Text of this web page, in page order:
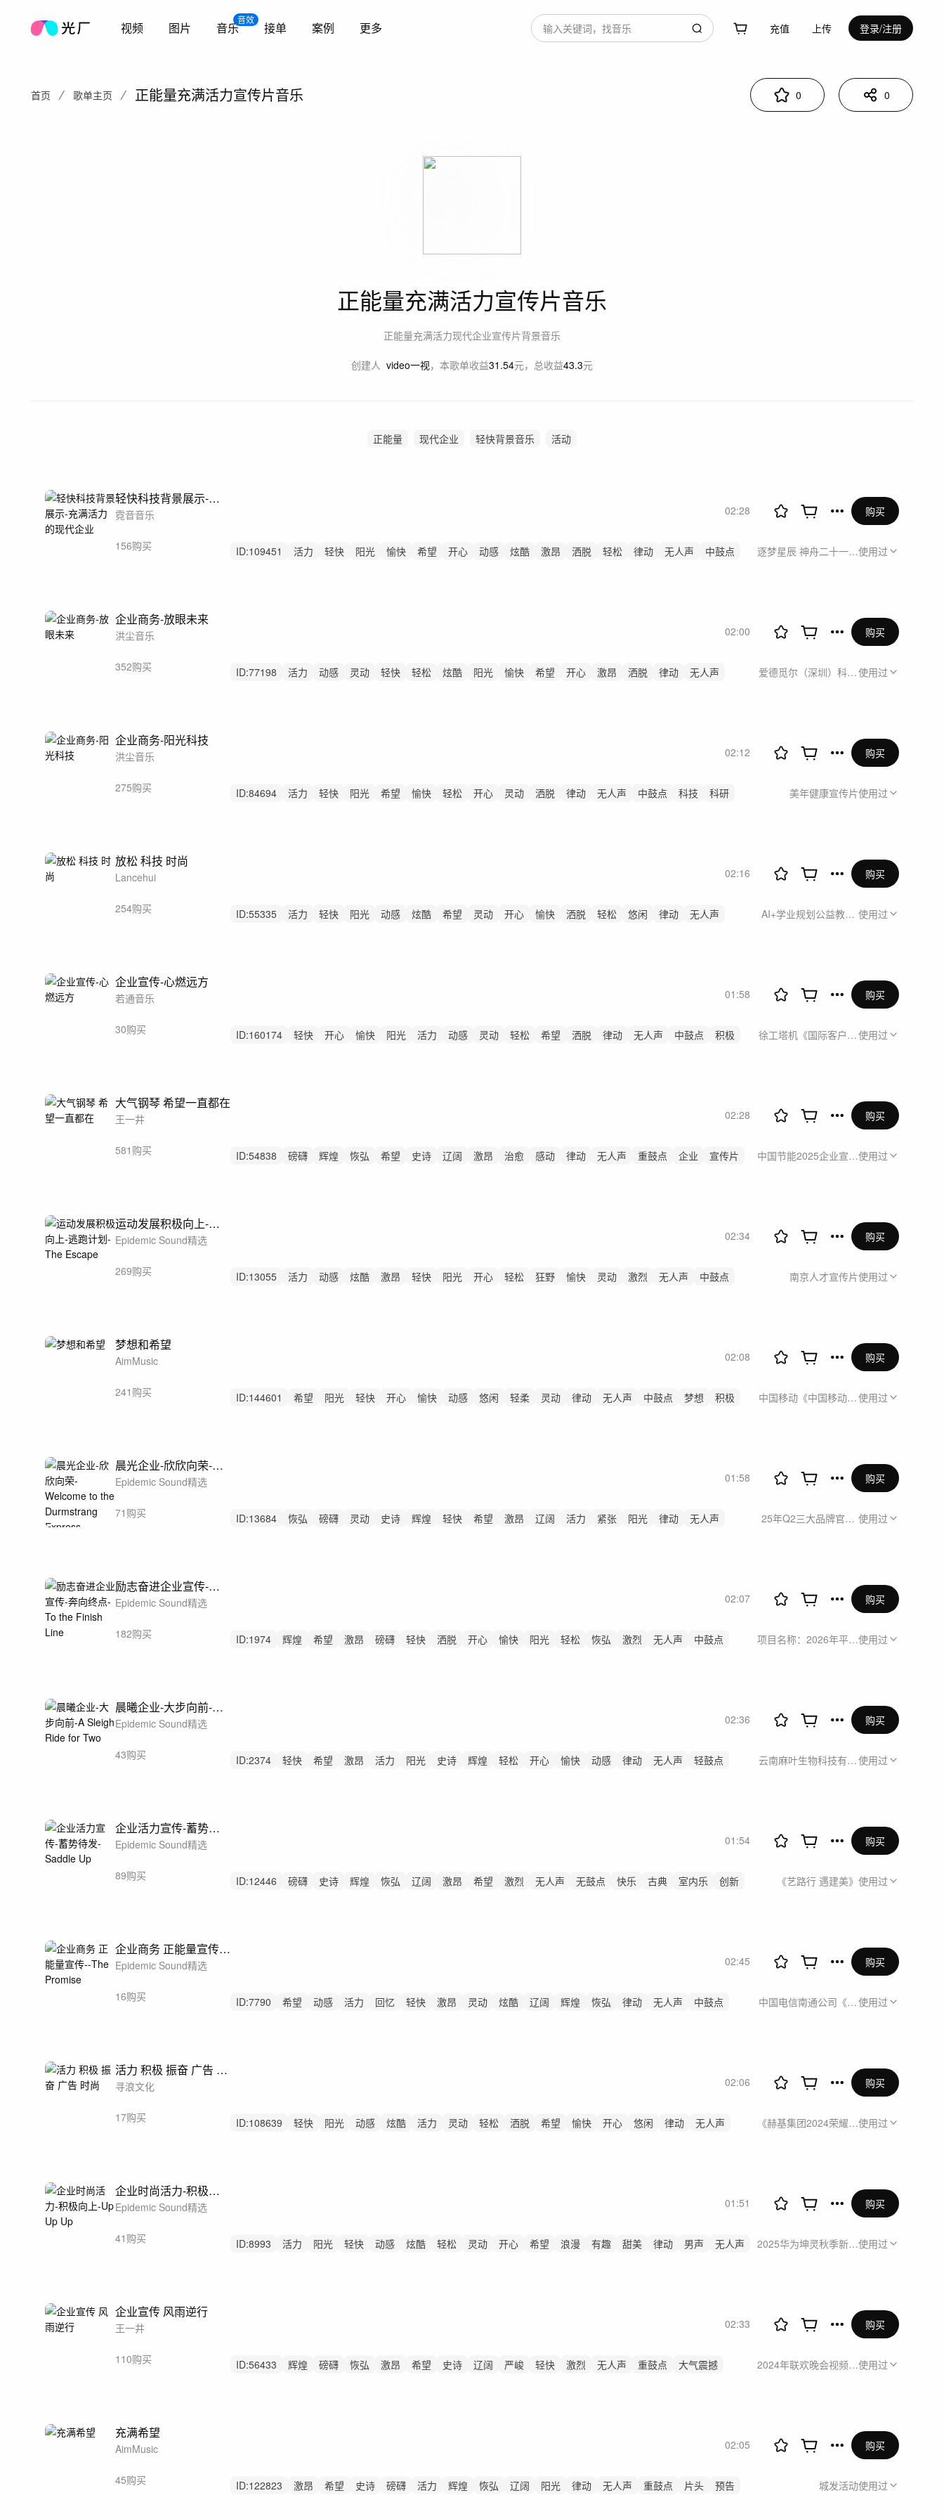
视频 图片
音效
音乐 接单 案例 更多 充值 上传 登录/注册
首页 歌单主页 正能量充满活力宣传片音乐 0 0
正能量充满活力宣传片音乐
正能量充满活力现代企业宣传片背景音乐
创建人 video一视， 本歌单收益31.54元，总收益43.3元
正能量 现代企业 轻快背景音乐 活动
轻快科技背景展示-充满活力的现代企业
霓音音乐
156购买
02:28
ID:109451 活力 轻快 阳光 愉快 希望 开心 动感 炫酷 激昂 洒脱 轻松 律动 无人声
中鼓点
购买
逐梦星辰 神舟二十一号载人飞船发射特别
使用过
企业商务-放眼未来
洪尘音乐
352购买
02:00
ID:77198 活力 动感 灵动 轻快 轻松 炫酷 阳光 愉快 希望 开心 激昂 洒脱 律动
无人声
购买
爱德觅尔（深圳）科技有限公司企业宣传
使用过
企业商务-阳光科技
洪尘音乐
275购买
02:12
ID:84694 活力 轻快 阳光 希望 愉快 轻松 开心 灵动 洒脱 律动 无人声 中鼓点 科技
科研
购买
美年健康宣传片使用过
放松 科技 时尚
Lancehui
254购买
02:16
ID:55335 活力 轻快 阳光 动感 炫酷 希望 灵动 开心 愉快 洒脱 轻松 悠闲 律动
无人声
购买
AI+学业规划公益教育行动暨千问高考产
使用过
企业宣传-心燃远方
若通音乐
30购买
01:58
ID:160174 轻快 开心 愉快 阳光 活力 动感 灵动 轻松 希望 洒脱 律动 无人声 中鼓点
积极
购买
徐工塔机《国际客户节》活动采访
使用过
大气钢琴 希望一直都在
王一井
581购买
02:28
ID:54838 磅礴 辉煌 恢弘 希望 史诗 辽阔 激昂 治愈 感动 律动 无人声 重鼓点 企业
宣传片
购买
中国节能2025企业宣传片使用过
运动发展积极向上-逃跑计划-The Escape
Epidemic Sound精选
269购买
02:34
ID:13055 活力 动感 炫酷 激昂 轻快 阳光 开心 轻松 狂野 愉快 灵动 激烈 无人声
中鼓点
购买
南京人才宣传片使用过
梦想和希望
AimMusic
241购买
02:08
ID:144601 希望 阳光 轻快 开心 愉快 动感 悠闲 轻柔 灵动 律动 无人声 中鼓点 梦想
积极
购买
中国移动《中国移动全球通用户机场快速
使用过
晨光企业-欣欣向荣-Welcome to the Durmstrang Express
Epidemic Sound精选
71购买
01:58
ID:13684 恢弘 磅礴 灵动 史诗 辉煌 轻快 希望 激昂 辽阔 活力 紧张 阳光 律动
无人声
购买
25年Q2三大品牌官号品牌产品内容项目5
使用过
励志奋进企业宣传-奔向终点-To the Finish Line
Epidemic Sound精选
182购买
02:07
ID:1974 辉煌 希望 激昂 磅礴 轻快 洒脱 开心 愉快 阳光 轻松 恢弘 激烈 无人声
中鼓点
购买
项目名称：2026年平安银行评优表彰项目
使用过
晨曦企业-大步向前-A Sleigh Ride for Two
Epidemic Sound精选
43购买
02:36
ID:2374 轻快 希望 激昂 活力 阳光 史诗 辉煌 轻松 开心 愉快 动感 律动 无人声
轻鼓点
购买
云南麻叶生物科技有限公司形象宣传片
使用过
企业活力宣传-蓄势待发-Saddle Up
Epidemic Sound精选
89购买
01:54
ID:12446 磅礴 史诗 辉煌 恢弘 辽阔 激昂 希望 激烈 无人声 无鼓点 快乐 古典 室内乐
创新
购买
《艺路行 遇建美》 使用过
企业商务 正能量宣传--The Promise
Epidemic Sound精选
16购买
02:45
ID:7790 希望 动感 活力 回忆 轻快 激昂 灵动 炫酷 辽阔 辉煌 恢弘 律动 无人声
中鼓点
购买
中国电信南通公司《平凡，却有力量》
使用过
活力 积极 振奋 广告 时尚
寻浪文化
17购买
02:06
ID:108639 轻快 阳光 动感 炫酷 活力 灵动 轻松 洒脱 希望 愉快 开心 悠闲 律动
无人声
购买
《赫基集团2024荣耀盛典》项目活动视频
使用过
企业时尚活力-积极向上-Up Up Up
Epidemic Sound精选
41购买
01:51
ID:8993 活力 阳光 轻快 动感 炫酷 轻松 灵动 开心 希望 浪漫 有趣 甜美 律动 男声 无人声
购买
2025华为坤灵秋季新品发布会预热视频
使用过
企业宣传 风雨逆行
王一井
110购买
02:33
ID:56433 辉煌 磅礴 恢弘 激昂 希望 史诗 辽阔 严峻 轻快 激烈 无人声 重鼓点
大气震撼
购买
2024年联欢晚会视频项目使用过
充满希望
AimMusic
45购买
02:05
ID:122823 激昂 希望 史诗 磅礴 活力 辉煌 恢弘 辽阔 阳光 律动 无人声 重鼓点 片头
预告
购买
城发活动使用过